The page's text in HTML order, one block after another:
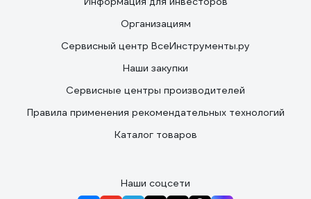
Организациям
Сервисный центр ВсеИнструменты.ру
Наши закупки
Сервисные центры производителей
Правила применения рекомендательных технологий
Каталог товаров
Наши соцсети